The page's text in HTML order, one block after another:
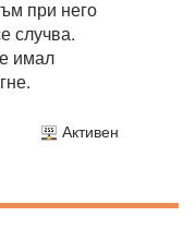
при него
случва.
имал
Активен